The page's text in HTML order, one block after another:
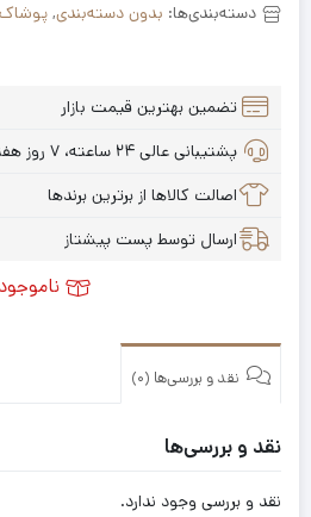
دسته‌بندی‌ها: بدون دسته‌بندی, پوشاک
تضمین بهترین قیمت بازار
پشتیبانی عالی ۲۴ ساعته، ۷ روز هفته
اصالت کالاها از برترین برندها
ارسال توسط پست پیشتاز
ناموجود
نقد و بررسی‌ها (0)
نقد و بررسی‌ها
نقد و بررسی وجود ندارد.